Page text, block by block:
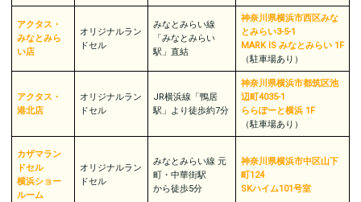
アクタス・
みなとみら
い店
オリジナルラン
ドセル
みなとみらい線
「みなとみらい
駅」直結
神奈川県横浜市西区みな
とみらい3-5-1
MARK IS みなとみらい 1F
（駐車場︎︎︎あり）
アクタス・
港北店
オリジナルラン
ドセル
JR横浜線「鴨居
駅」より徒歩約7分
神奈川県横浜市都筑区池
辺町4035-1
ららぽーと横浜 1F
（駐車場︎︎︎あり）
カザマラン
ドセル
横浜ショー
ルーム
オリジナルラン
ドセル
みなとみらい線 元
町・中華街駅
から徒歩5分
神奈川県横浜市中区山下
町124
SKハイム101号室